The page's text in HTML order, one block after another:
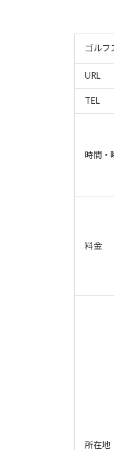
ゴルフ
URL
TEL
時間・
料金
所在地